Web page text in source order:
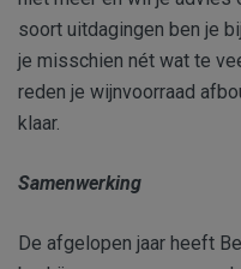
soort uitdagingen ben je
je misschien nét wat te
reden je wijnvoorraad
klaar.
Samenwerking
De afgelopen jaar heeft